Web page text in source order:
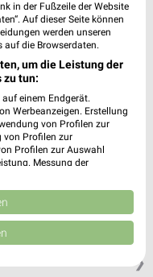
Prospekt
❯
in der Fußzeile der Website
Auf dieser Seite können
werden unseren
die Browserdaten.
um die Leistung der
zu tun:
einem Endgerät.
Werbeanzeigen. Erstellung
von Profilen zur
von Profilen zur
Profilen zur Auswahl
Messung der
Entwicklung und
Daten zur Auswahl
weitergegeben und in die